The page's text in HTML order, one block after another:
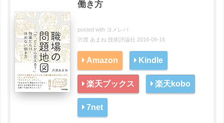
働き方
posted with ヨメレバ
沢渡 あまね 技術評論社 2016-09-16
Amazon Kindle
楽天ブックス 楽天kobo
7net